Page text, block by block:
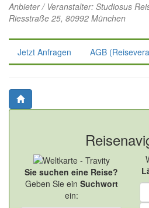
Anbieter / Veranstalter: Studiosus
Riesstraße 25, 80992 München
Jetzt Anfragen AGB
Sie suchen eine Reise?
Geben Sie ein Suchwort
ein: